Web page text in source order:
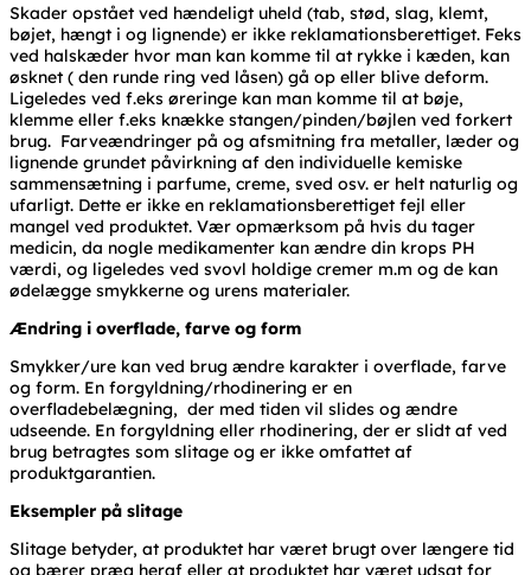
Skader opstået ved hændeligt uheld (tab, stød, slag, klemt,
bøjet, hængt i og lignende) er ikke reklamationsberettiget. Feks
ved halskæder hvor man kan komme til at rykke i kæden, kan
øsknet ( den runde ring ved låsen) gå op eller blive deform.
Ligeledes ved f.eks øreringe kan man komme til at bøje,
klemme eller f.eks knække stangen/pinden/bøjlen ved forkert
brug. Farveændringer på og afsmitning fra metaller, læder og
lignende grundet påvirkning af den individuelle kemiske
sammensætning i parfume, creme, sved osv. er helt naturlig og
ufarligt. Dette er ikke en reklamationsberettiget fejl eller
mangel ved produktet. Vær opmærksom på hvis du tager
medicin, da nogle medikamenter kan ændre din krops PH
værdi, og ligeledes ved svovl holdige cremer m.m og de kan
ødelægge smykkerne og urens materialer.
Ændring i overflade, farve og form
Smykker/ure kan ved brug ændre karakter i overflade, farve
og form. En forgyldning/rhodinering er en
overfladebelægning, der med tiden vil slides og ændre
udseende. En forgyldning eller rhodinering, der er slidt af ved
brug betragtes som slitage og er ikke omfattet af
produktgarantien.
Eksempler på slitage
Slitage betyder, at produktet har været brugt over længere tid
og bærer præg heraf eller at produktet har været udsat for